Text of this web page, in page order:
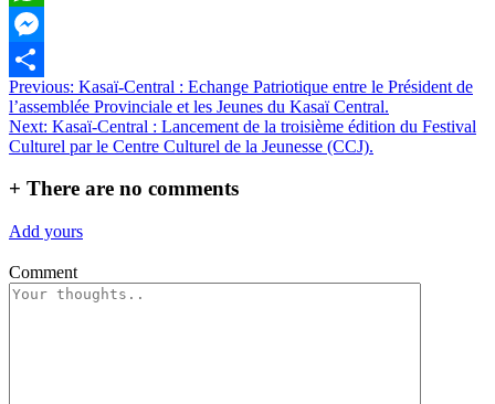
WhatsApp
Messenger
Partager
Navigation
de
l’article
Previous: Kasaï-Central : Echange Patriotique entre le Président de
l’assemblée Provinciale et les Jeunes du Kasaï Central.
Next: Kasaï-Central : Lancement de la troisième édition du Festival
Culturel par le Centre Culturel de la Jeunesse (CCJ).
+ There are no comments
Add yours
Comment